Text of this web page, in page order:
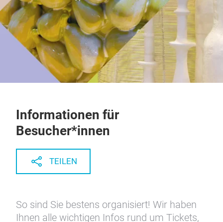
Informationen für
Besucher*innen
TEILEN
So sind Sie bestens organisiert! Wir haben
Ihnen alle wichtigen Infos rund um Tickets,